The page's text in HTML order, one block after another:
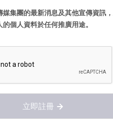
媒集團的最新消息及其他宣傳資訊
個人資料於任何推廣用途。
立即註冊